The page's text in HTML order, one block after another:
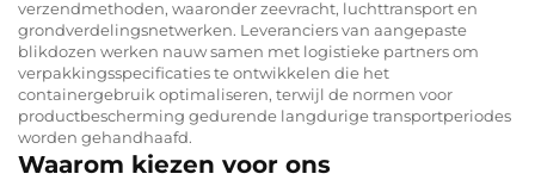
verzendmethoden, waaronder zeevracht, luchttransport en
grondverdelingsnetwerken. Leveranciers van aangepaste
blikdozen werken nauw samen met logistieke partners om
verpakkingsspecificaties te ontwikkelen die het
containergebruik optimaliseren, terwijl de normen voor
productbescherming gedurende langdurige transportperiodes
worden gehandhaafd.
Waarom kiezen voor ons